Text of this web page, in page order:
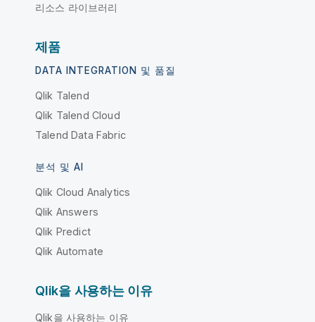
리소스 라이브러리
제품
DATA INTEGRATION 및 품질
Qlik Talend
Qlik Talend Cloud
Talend Data Fabric
분석 및 AI
Qlik Cloud Analytics
Qlik Answers
Qlik Predict
Qlik Automate
Qlik을 사용하는 이유
Qlik을 사용하는 이유